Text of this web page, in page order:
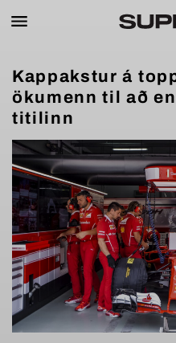
Kappakstur á
ökumenn til að
titilinn